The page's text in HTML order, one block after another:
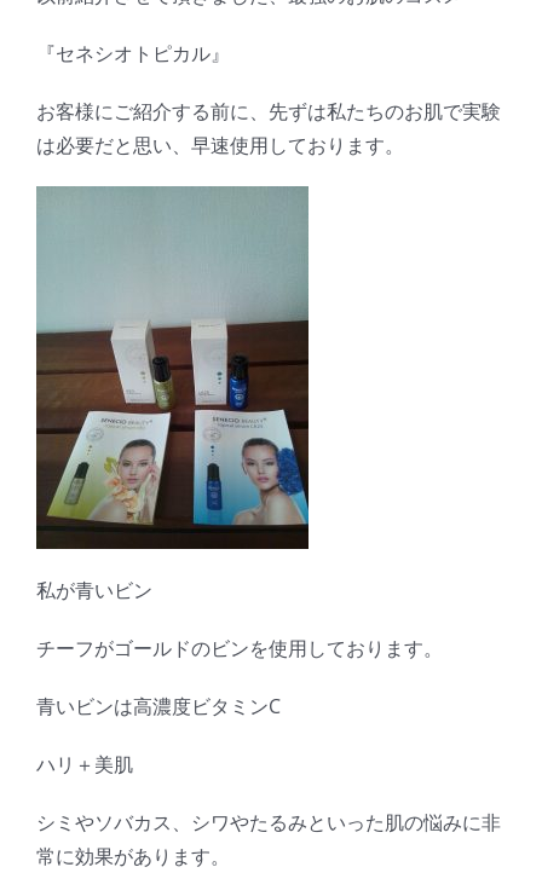
『セネシオトピカル』
お客様にご紹介する前に、先ずは私たちのお肌で実験
は必要だと思い、早速使用しております。
私が青いビン
チーフがゴールドのビンを使用しております。
青いビンは高濃度ビタミンC
ハリ＋美肌
シミやソバカス、シワやたるみといった肌の悩みに非
常に効果があります。